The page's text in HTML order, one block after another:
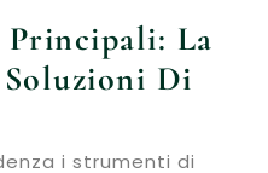
Principali: La
Di
i strumenti di